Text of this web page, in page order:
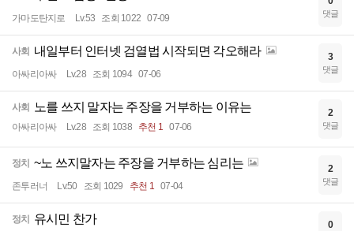
가마도탄지로 Lv.53 조회 1022 07-09 댓글
사회 내일부터 인터넷 검열법 시작되면 각오해라
아싸리아싸 Lv.28 조회 1094 07-06
3
댓글
사회 노를 쓰지 말자는 주장을 거부하는 이유는
아싸리아싸 Lv.28 조회 1038 추천 1 07-06
2
댓글
정치 ~노 쓰지말자는 주장을 거부하는 심리는
존투러너 Lv.50 조회 1029 추천 1 07-04
2
댓글
정치 유시민 찬가 0